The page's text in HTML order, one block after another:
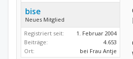
bise
Neues Mitglied
Registriert seit:
1. Februar 2004
Beiträge:
4.653
Ort:
bei Frau Antje